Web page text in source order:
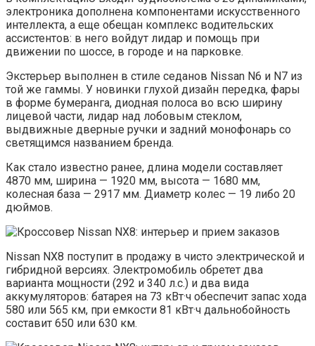
электроника дополнена компонентами искусственного
интеллекта, а еще обещан комплекс водительских
ассистентов: в него войдут лидар и помощь при
движении по шоссе, в городе и на парковке.
Экстерьер выполнен в стиле седанов Nissan N6 и N7 из
той же гаммы. У новинки глухой дизайн передка, фары
в форме бумеранга, диодная полоса во всю ширину
лицевой части, лидар над лобовым стеклом,
выдвижные дверные ручки и задний монофонарь со
светящимся названием бренда.
Как стало известно ранее, длина модели составляет
4870 мм, ширина — 1920 мм, высота — 1680 мм,
колесная база — 2917 мм. Диаметр колес — 19 либо 20
дюймов.
Nissan NX8 поступит в продажу в чисто электрической и
гибридной версиях. Электромобиль обретет два
варианта мощности (292 и 340 л.с.) и два вида
аккумуляторов: батарея на 73 кВт·ч обеспечит запас хода
580 или 565 км, при емкости 81 кВт·ч дальнобойность
составит 650 или 630 км.